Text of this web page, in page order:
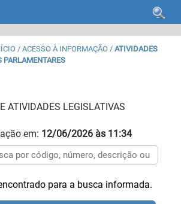
/ ACESSO À INFORMAÇÃO / ATIVIDADES
PARLAMENTARES
ATIVIDADES LEGISLATIVAS
em: 12/06/2026 às 11:34
para a busca informada.